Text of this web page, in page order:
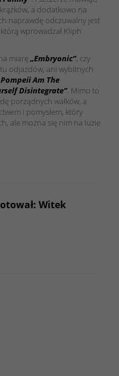
a dodatkowo na
naprawdę odczuwalny jest
wprowadzał Kliph
miarę „Embryonic”, czy
odjazdów, ani wybitnych
Pompeii Am The
Disintegrate”. Mimo to
porządnych wałków, a
i pomysłem, który
ale można się nim na luzie
Witek